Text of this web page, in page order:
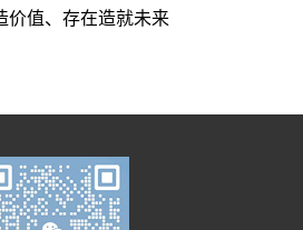
价值、存在造就未来